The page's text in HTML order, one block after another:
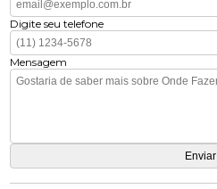
Digite seu telefone
Mensagem